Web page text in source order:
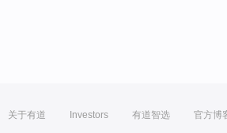
关于有道 Investors 有道智选 官方博